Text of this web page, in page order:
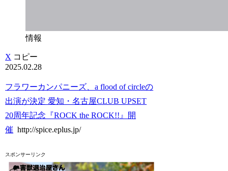
情報
X コピー
2025.02.28
フラワーカンパニーズ、a flood of circleの
出演が決定 愛知・名古屋CLUB UPSET
20周年記念『ROCK the ROCK!!』開
催 http://spice.eplus.jp/
スポンサーリンク